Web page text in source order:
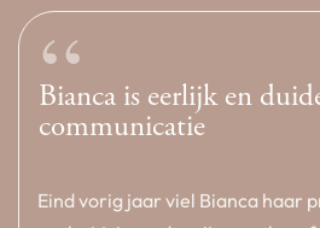
“
Bianca is eerlijk en
communicatie
Eind vorig jaar viel Bianca haar